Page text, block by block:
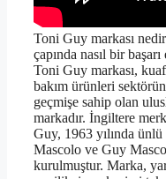
Toni Guy markası
çapında nasıl bir
Toni Guy markası,
bakım ürünleri
geçmişe sahip olan
markadır. İngiltere
Guy, 1963 yılında
Mascolo ve Guy
kurulmuştur. Marka,